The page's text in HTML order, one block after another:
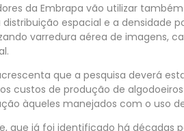
da Embrapa vão utilizar
espacial e a densidade
varredura aérea de imagens,
que a pesquisa deverá
custos de produção de
àqueles manejados com o uso
que já foi identificado há décadas